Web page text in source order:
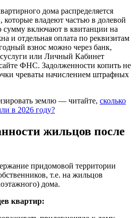
дома распределяется
владеют частью в долевой
сумму включают в квитанции на
и отдельная оплата по реквизитам
взнос можно через банк,
или Личный Кабинет
ФНС. Задолженности копить не
чреваты начислением штрафных
землю — читайте, сколько
в 2026 году?
жильцов после
придомовой территории
т.е. на жильцов
дома.
квартир: